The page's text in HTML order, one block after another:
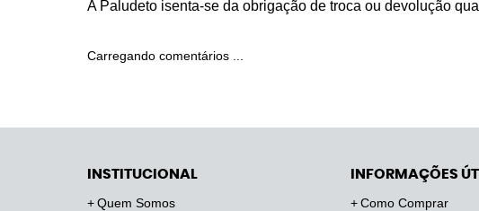
A Paludeto isenta-se da obrigação de troca ou devolução
Carregando comentários ...
INSTITUCIONAL
Quem Somos
INFORMAÇÕES
Como Comprar